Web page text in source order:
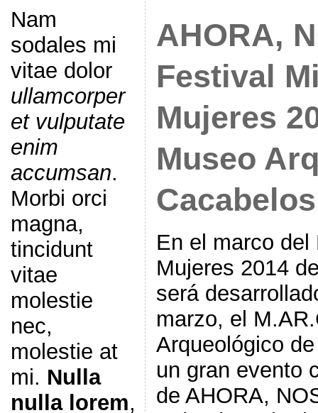
Nam
sodales mi
vitae dolor
ullamcorper
et vulputate
enim
accumsan.
Morbi orci
magna,
tincidunt
vitae
molestie
nec,
molestie at
mi. Nulla
nulla lorem,
AHORA,
Festival
Mujeres
Museo
Cacabelos
En el marco
Mujeres 2014
será
marzo, el
Arqueológico
un gran evento
de AHORA,